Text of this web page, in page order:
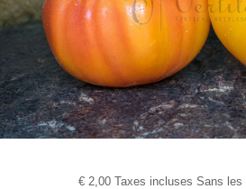
€2,00 Taxes incluses Sans les